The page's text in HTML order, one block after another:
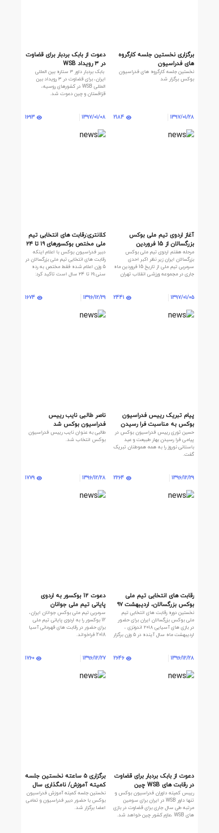
برگزاری نخستین جلسه کارگروه
های فدراسیون
نخستین جلسه کارگروه های فدراسیون
بوکس برگزار شد
1397/01/28
2184
دعوت از بابک بردبار برای قضاوت
در ۳ رویداد WSB
بابک بردبار داور ۳ ستاره بین المللی
ایران، برای قضاوت در ۳ رویداد بین
المللی WSB در کشورهای روسیه،
قزاقستان و چین دعوت شد.
1397/01/08
1693
آغاز اردوی تیم ملی بوکس
بزرگسالان از 15 فروردین
مرحله هفتم اردوی تیم ملی بوکس
بزرگسالان ایران زیر نظر اکبر احدی
سرمربی تیم ملی از تاریخ 15 فروردین ماه
جاری در مجموعه ورزشی انقلاب تهران
1397/01/05
2441
کلانتری:رقابت های انتخابی تیم
ملی مختص بوکسورهای ۱۹ تا ۲۴
ساله است/ نگاهمان به المپیک
۲۰۲۰ است
دبیر فدراسیون بوکس با اعلام اینکه
رقابت های انتخابی تیم ملی بزرگسالان در
۵ وزن اعلام شده فقط مختص به رده
سنی ۱۹ تا ۲۴ سال است تاکید کرد:
حداکثر پتانسیل بوکس ایران در بازی
های آسیایی جاکارتا و المپیک توکیو
است.
1396/12/29
1674
پیام تبریک رییس فدراسیون
بوکس به مناسبت فرا رسیدن
عید نوروز
حسین ثوری رییس فدراسیون بوکس در
پیامی فرا رسیدن بهار طبیعت و عید
باستانی نوروز را به همه هموطنان تبریک
گفت.
1396/12/29
2264
ناصر طالبی نایب رییس
فدراسیون بوکس شد
طالبی به عنوان نایب رییس فدراسیون
بوکس انتخاب شد.
1396/12/28
1779
رقابت های انتخابی تیم ملی
بوکس بزرگسالان، اردیبهشت ۹۷
برگزار می شود
نخستین دوره رقابت های انتخابی تیم
ملی بوکس بزرگسالان ایران برای حضور
در بازی های آسیایی ۲۰۱۸ اندونزی ،
اردیبهشت ماه سال آینده در ۵ وزن برگزار
1396/12/28
2646
دعوت 12 بوکسور به اردوی
پایانی تیم ملی جوانان
سرمربی تیم ملی بوکس جوانان ایران،
12 بوکسور را به اردوی پایانی تیم ملی
برای حضور در رقابت های قهرمانی آسیا
2018 فراخواند.
1396/12/27
1760
دعوت از بابک بردبار برای قضاوت
در رقابت های WSB چین
رییس کمیته داوران فدراسیون بوکس و
تنها داور WSB در ایران برای سومین
مرتبه طی سال جاری برای قضاوت در بازی
های WSB ،عازم کشور چین خواهد شد.
برگزاری ۵ ساعته نخستین جلسه
کمیته آموزش/ نامگذاری سال
۹۷ به نام سال توجه به آموزش
در بوکس ایران
نخستین جلسه کمیته آموزش فدراسیون
بوکس با حضور دبیر فدراسیون و تمامی
اعضا برگزار شد.